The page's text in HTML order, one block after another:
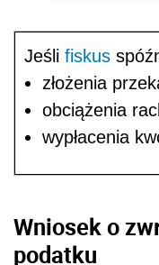
Jeśli fiskus
złożenia
obciążenia
wypłacenia
Wniosek o
podatku